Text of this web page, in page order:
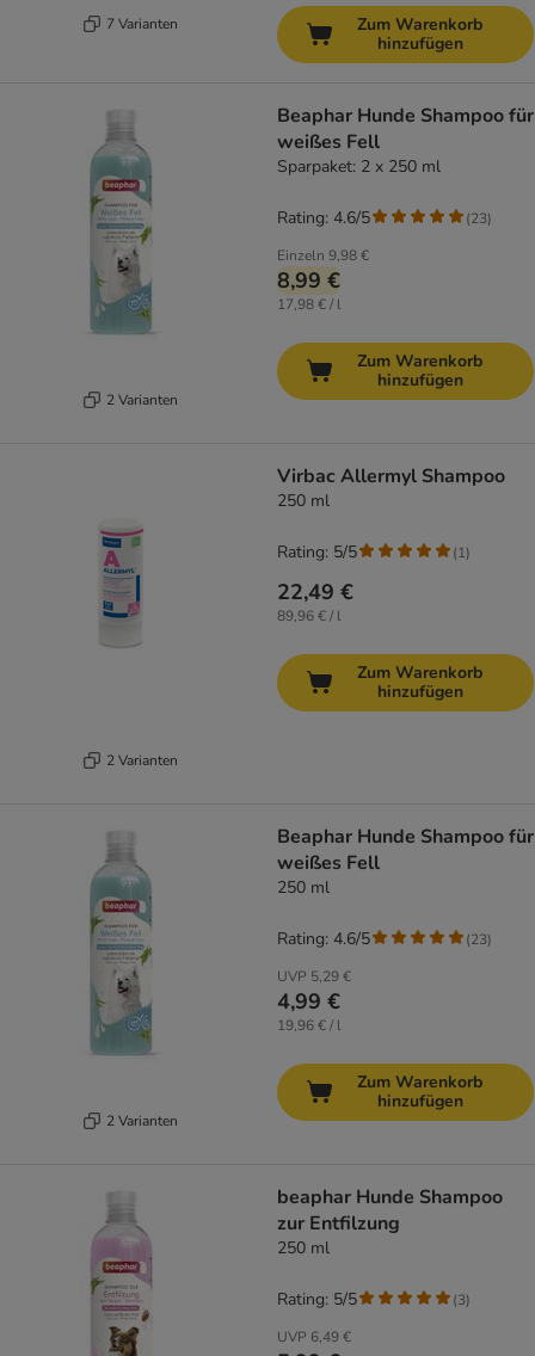
7 Varianten
Zum Warenkorb
hinzufügen
2 Varianten
Beaphar Hunde Shampoo für
weißes Fell
Sparpaket: 2 x 250 ml
Einzeln 9,98 €
8,99 €
17,98 € / l
Rating: 4.6/5 (23)
Zum Warenkorb
hinzufügen
2 Varianten
Virbac Allermyl Shampoo
250 ml
22,49 €
89,96 € / l
Rating: 5/5 (1)
Zum Warenkorb
hinzufügen
2 Varianten
Beaphar Hunde Shampoo für
weißes Fell
250 ml
UVP 5,29 €
4,99 €
19,96 € / l
Rating: 4.6/5 (23)
Zum Warenkorb
hinzufügen
beaphar Hunde Shampoo
zur Entfilzung
250 ml
UVP 6,49 €
Rating: 5/5 (3)